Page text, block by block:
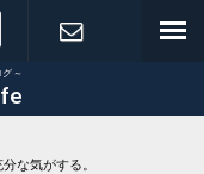
～
な気がする。